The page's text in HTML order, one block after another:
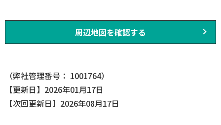
周辺地図を確認する
（弊社管理番号： 1001764）
【更新日】2026年01月17日
【次回更新日】2026年08月17日